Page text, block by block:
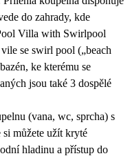
do zahrady, kde
Villa with Swirlpool
se swirl pool („beach
ke kterému se
jsou také 3 dospělé
(vana, wc, sprcha) s
si můžete užít kryté
hladinu a přístup do